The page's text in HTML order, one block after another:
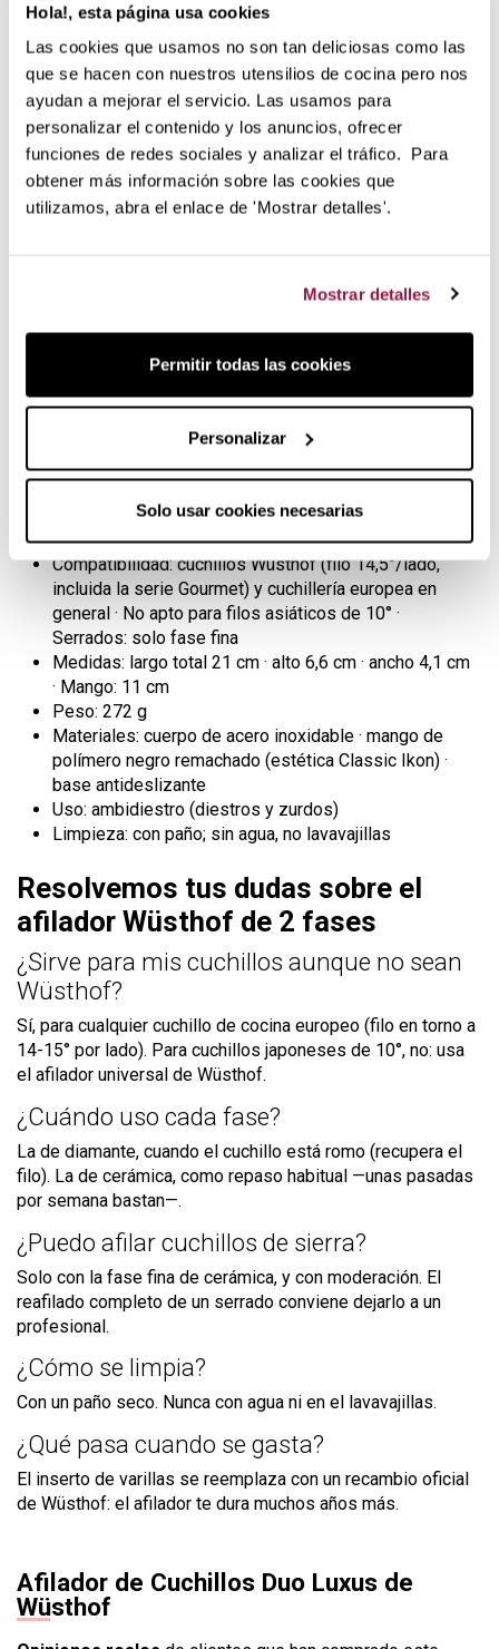
Hola!, esta página usa cookies
Las cookies que usamos no son tan deliciosas como las
que se hacen con nuestros utensilios de cocina pero nos
ayudan a mejorar el servicio. Las usamos para
personalizar el contenido y los anuncios, ofrecer
funciones de redes sociales y analizar el tráfico. Para
obtener más información sobre las cookies que
utilizamos, abra el enlace de 'Mostrar detalles'.
Mostrar detalles
Permitir todas las cookies
Personalizar
Solo usar cookies necesarias
No sustituye a una piedra para quien busca un afilado
de precisión absoluta: es la solución práctica para el
95 % de los usuarios.
No se moja: ni agua ni lavavajillas; se limpia con un
paño.
Cómpralo en Lecuine
En Lecuine llevamos años vendiendo cuchillería Wüsthof:
la marca y nuestro acompañamiento de lecuine.com.
Datos técnicos
Marca: Wüsthof · Serie: Classic Ikon · Producto:
comercial: Duo Luxus
Referencia (SKU): 3060388001 · EAN:
Fases: 1) abrasivo con recubrimiento de diamante
(grueso) · 2) varillas de cerámica (fino)
Compatibilidad: cuchillos Wüsthof (filo 14,5°/lado,
incluida la serie Gourmet) y cuchillería europea en
general · No apto para filos asiáticos de 10° ·
Serrados: solo fase fina
Medidas: largo total 21 cm · alto 6,6 cm · ancho 4,1 cm
· Mango: 11 cm
Peso: 272 g
Materiales: cuerpo de acero inoxidable · mango de
polímero negro remachado (estética Classic Ikon) ·
base antideslizante
Uso: ambidiestro (diestros y zurdos)
Limpieza: con paño; sin agua, no lavavajillas
Resolvemos tus dudas sobre el
afilador Wüsthof de 2 fases
¿Sirve para mis cuchillos aunque no sean
Wüsthof?
Sí, para cualquier cuchillo de cocina europeo (filo en torno a
14-15° por lado). Para cuchillos japoneses de 10°, no: usa
el afilador universal de Wüsthof.
¿Cuándo uso cada fase?
La de diamante, cuando el cuchillo está romo (recupera el
filo). La de cerámica, como repaso habitual —unas pasadas
por semana bastan—.
¿Puedo afilar cuchillos de sierra?
Solo con la fase fina de cerámica, y con moderación. El
reafilado completo de un serrado conviene dejarlo a un
profesional.
¿Cómo se limpia?
Con un paño seco. Nunca con agua ni en el lavavajillas.
¿Qué pasa cuando se gasta?
El inserto de varillas se reemplaza con un recambio oficial
de Wüsthof: el afilador te dura muchos años más.
Afilador de Cuchillos Duo Luxus de
Wüsthof